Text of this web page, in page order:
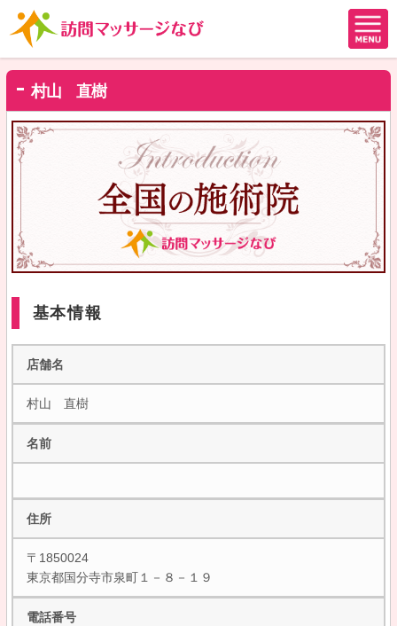
村山 直樹
基本情報
店舗名
村山 直樹
名前
住所
〒1850024
東京都国分寺市泉町１－８－１９
電話番号